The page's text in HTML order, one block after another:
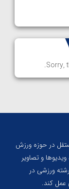
Sorry,
در حوزه ورزش
و تصاویر
ورزشی در
عمل کند.